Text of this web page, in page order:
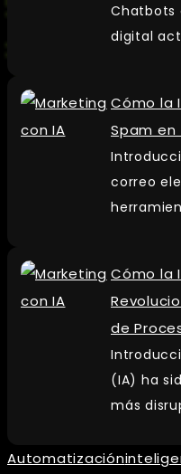
Chatbots
digital
Cómo la
Spam en
correo
Cómo la
de
(IA) ha
más
Automatización